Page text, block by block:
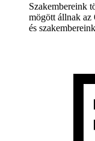
Szakembereink
mögött állnak az
és